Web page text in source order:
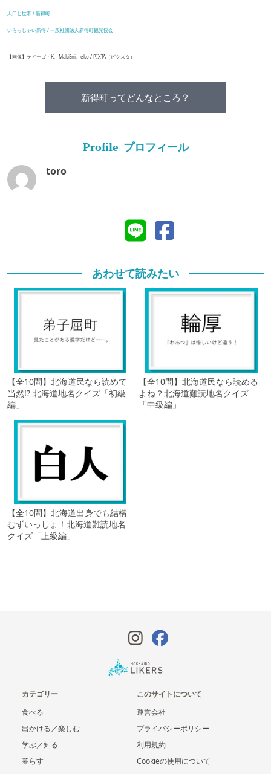
人口と世帯 / 新得町
いらっしゃい新得 / 一般社団法人新得町観光協会
【画像】ケイーゴ・K、MakiEni、eko / PIXTA（ピクスタ）
新得町ってどんなところ？
Profile プロフィール
toro
あわせて読みたい
【全10問】北海道民なら読めて
当然!? 北海道地名クイズ「初級
編」
【全10問】北海道民なら読める
よね？北海道難読地名クイズ
「中級編」
【全10問】北海道出身でも結構
むずいっしょ！北海道難読地名
クイズ「上級編」
カテゴリー
食べる
出かける／楽しむ
学ぶ／知る
暮らす
このサイトについて
運営会社
プライバシーポリシー
利用規約
Cookieの使用について